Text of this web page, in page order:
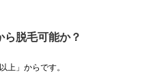
ら脱毛可能か？
上」からです。